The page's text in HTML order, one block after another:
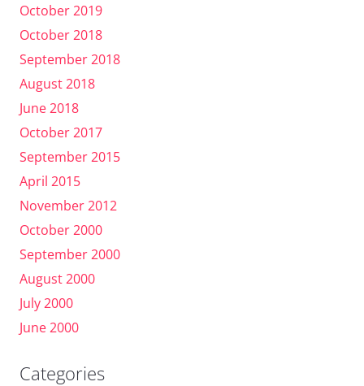
October 2019
October 2018
September 2018
August 2018
June 2018
October 2017
September 2015
April 2015
November 2012
October 2000
September 2000
August 2000
July 2000
June 2000
Categories